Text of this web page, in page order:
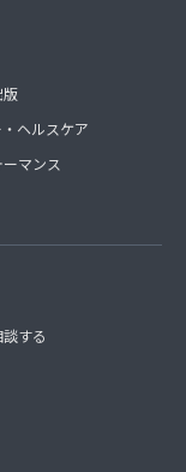
版
ヘルスケア
マンス
する